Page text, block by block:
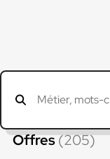
Offres(205)